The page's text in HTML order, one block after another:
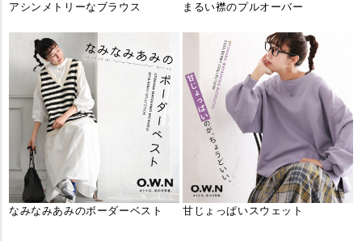
アシンメトリーなブラウス まるい襟のプルオーバー
なみなみあみのボーダーベスト 甘じょっぱいスウェット